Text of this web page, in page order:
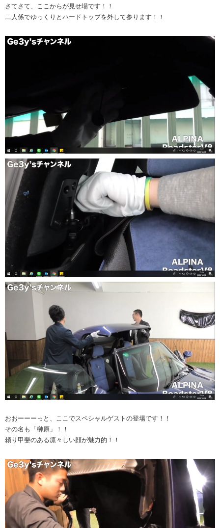
さてさて、ここからが見せ場です！！
二人係でゆっくりとハードトップを外して参ります！！
おおーーーっと、ここでスペシャルゲストの登場です！！
その名も「榊原」！！
頼り甲斐のある凛々しい顔が魅力的！！